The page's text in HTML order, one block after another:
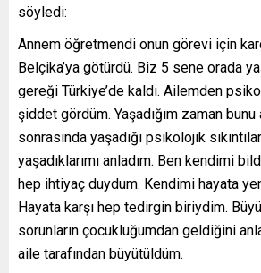
söyledi:
Annem öğretmendi onun görevi için
Belçika’ya götürdü. Biz 5 sene orada
gereği Türkiye’de kaldı. Ailemden
şiddet gördüm. Yaşadığım zaman bunu
sonrasında yaşadığı psikolojik
yaşadıklarımı anladım. Ben kendimi
hep ihtiyaç duydum. Kendimi hayata
Hayata karşı hep tedirgin biriydim.
sorunların çocukluğumdan geldiğini
aile tarafından büyütüldüm.